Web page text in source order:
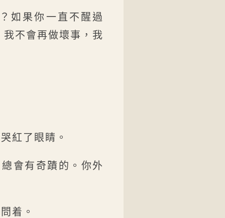
如果你一直不醒過
不會再做壞事，我
紅了眼睛。
會有奇蹟的。你外
着。